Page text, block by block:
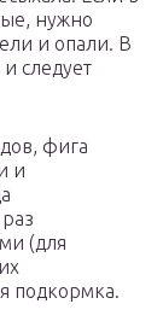
нужно
и опали. В
следует
фига
и
(для
подкормка.